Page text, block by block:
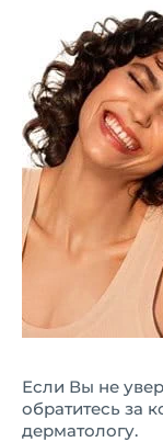
Если Вы не
обратитесь за
дерматологу.